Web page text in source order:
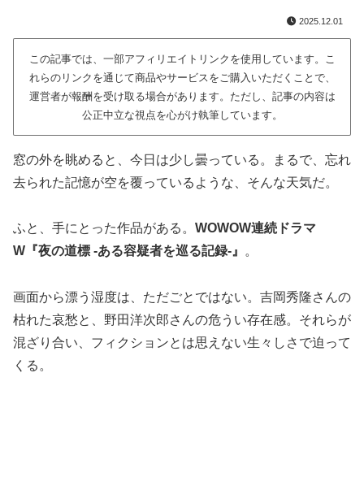
2025.12.01
この記事では、一部アフィリエイトリンクを使用しています。こ
れらのリンクを通じて商品やサービスをご購入いただくことで、
運営者が報酬を受け取る場合があります。ただし、記事の内容は
公正中立な視点を心がけ執筆しています。
窓の外を眺めると、今日は少し曇っている。まるで、忘れ
去られた記憶が空を覆っているような、そんな天気だ。
ふと、手にとった作品がある。 WOWOW連続ドラマ
W『夜の道標 -ある容疑者を巡る記録-』
。
画面から漂う湿度は、ただごとではない。吉岡秀隆さんの
枯れた哀愁と、野田洋次郎さんの危うい存在感。それらが
混ざり合い、フィクションとは思えない生々しさで迫って
くる。